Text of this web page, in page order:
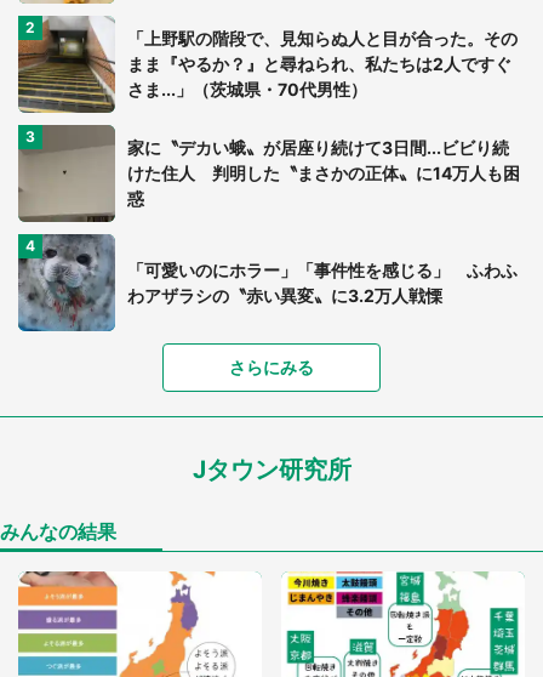
「上野駅の階段で、見知らぬ人と目が合った。その
まま『やるか？』と尋ねられ、私たちは2人ですぐ
さま...」（茨城県・70代男性）
家に〝デカい蛾〟が居座り続けて3日間...ビビり続
けた住人 判明した〝まさかの正体〟に14万人も困
惑
「可愛いのにホラー」「事件性を感じる」 ふわふ
わアザラシの〝赤い異変〟に3.2万人戦慄
「落ち着いて食べられないでしょう」高級旅館での
食事中、じっとできない幼い息子に中年の男性客
が...（東京都・40代男性）
「孫にあげると思って、あなたにこれをあげる」
「閉所恐怖症の私は新幹線で大パニック。隣席の青
年に『手を繋いで』とお願いしたら...」 体験談に
8万人感動
さらにみる
Jタウン研究所
みんなの結果